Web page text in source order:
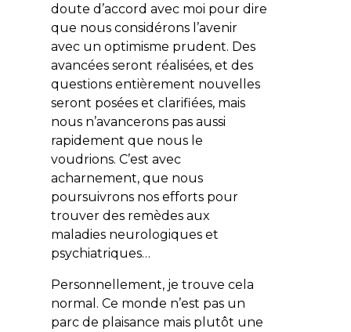
doute d’accord avec moi pour dire
que nous considérons l’avenir
avec un optimisme prudent. Des
avancées seront réalisées, et des
questions entièrement nouvelles
seront posées et clarifiées, mais
nous n’avancerons pas aussi
rapidement que nous le
voudrions. C’est avec
acharnement, que nous
poursuivrons nos efforts pour
trouver des remèdes aux
maladies neurologiques et
psychiatriques…
Personnellement, je trouve cela
normal. Ce monde n’est pas un
parc de plaisance mais plutôt une